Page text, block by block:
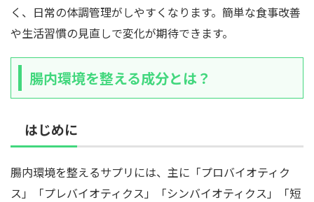
く、日常の体調管理がしやすくなります。簡単な食事改善
や生活習慣の見直しで変化が期待できます。
腸内環境を整える成分とは？
はじめに
腸内環境を整えるサプリには、主に「プロバイオティク
ス」「プレバイオティクス」「シンバイオティクス」「短